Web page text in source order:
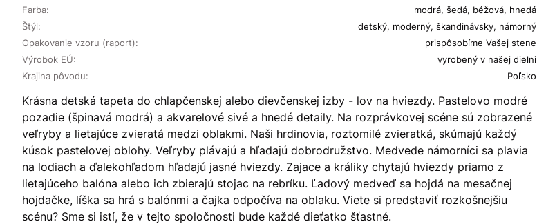
Farba: modrá, šedá, béžová, hnedá
Opakovanie vzoru (raport):
prispôsobíme Vašej stene
Výrobok EÚ:
vyrobený v našej dielni
Štýl: detský, moderný, škandinávsky, námorný
Krajina pôvodu: Poľsko
Krásna detská tapeta do chlapčenskej alebo dievčenskej izby - lov na hviezdy. Pastelovo modré
pozadie (špinavá modrá) a akvarelové sivé a hnedé detaily. Na rozprávkovej scéne sú zobrazené
veľryby a lietajúce zvieratá medzi oblakmi. Naši hrdinovia, roztomilé zvieratká, skúmajú každý
kúsok pastelovej oblohy. Veľryby plávajú a hľadajú dobrodružstvo. Medvede námorníci sa plavia
na lodiach a ďalekohľadom hľadajú jasné hviezdy. Zajace a králiky chytajú hviezdy priamo z
lietajúceho balóna alebo ich zbierajú stojac na rebríku. Ľadový medveď sa hojdá na mesačnej
hojdačke, líška sa hrá s balónmi a čajka odpočíva na oblaku. Viete si predstaviť rozkošnejšiu
scénu? Sme si istí, že v tejto spoločnosti bude každé dieťatko šťastné.